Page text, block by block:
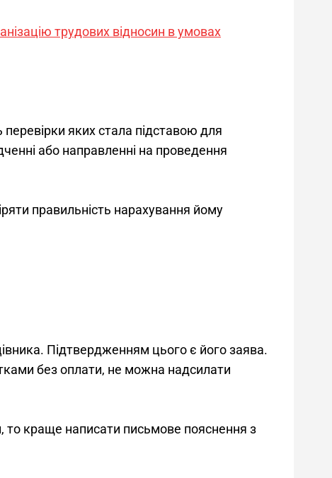
трудових відносин в умовах
перевірки яких стала підставою для
або направленні на проведення
правильність нарахування йому
Підтвердженням цього є його заява.
без оплати, не можна надсилати
то краще написати письмове пояснення з